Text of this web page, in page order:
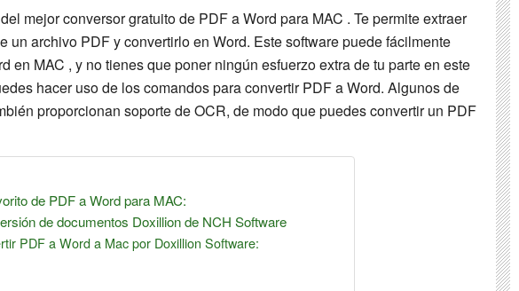
mejor conversor gratuito de PDF a Word para MAC . Te permite extraer
un archivo PDF y convertirlo en Word. Este software puede fácilmente
en MAC , y no tienes que poner ningún esfuerzo extra de tu parte en este
hacer uso de los comandos para convertir PDF a Word. Algunos de
proporcionan soporte de OCR, de modo que puedes convertir un PDF
de PDF a Word para MAC:
de documentos Doxillion de NCH Software
PDF a Word a Mac por Doxillion Software: